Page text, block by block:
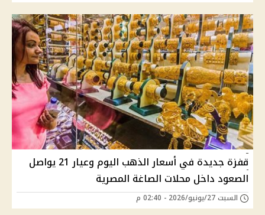
قفزة جديدة في أسعار الذهب اليوم وعيار 21 يواصل
الصعود داخل محلات الصاغة المصرية
السبت 27/يونيو/2026 - 02:40 م